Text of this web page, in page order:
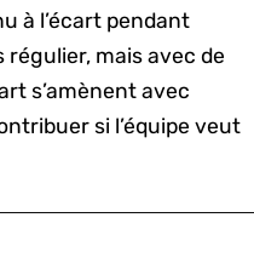
à l’écart pendant
mais avec de
s’amènent avec
si l’équipe veut